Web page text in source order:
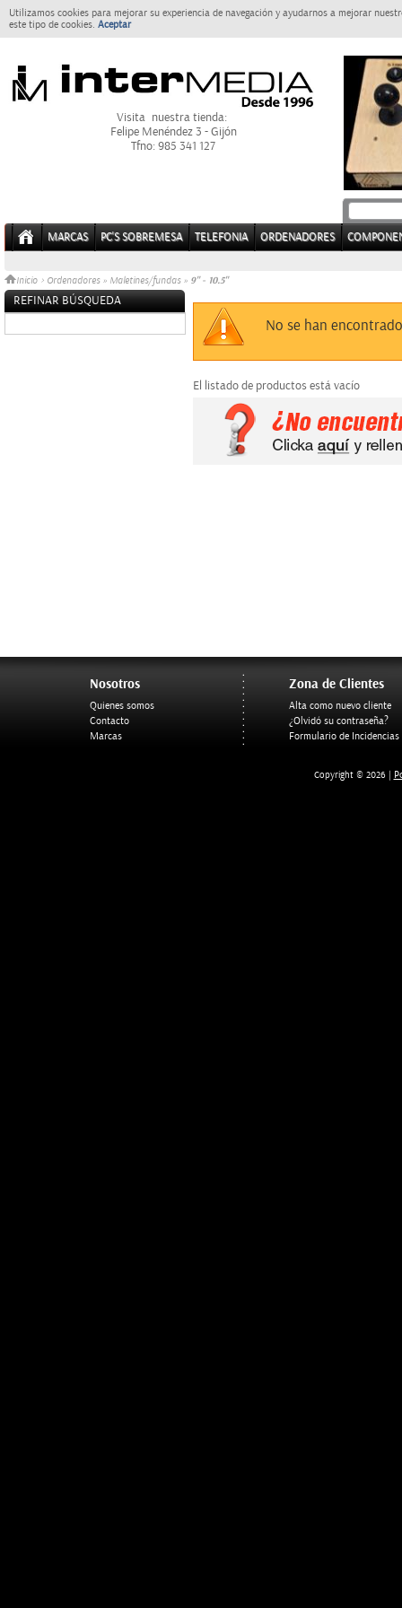
Utilizamos cookies para mejorar su experiencia de navegación y ayudarnos a mejorar
este tipo de cookies. Aceptar
Visita nuestra tienda:
Felipe Menéndez 3 - Gijón
Tfno: 985 341 127
MARCAS PC'S SOBREMESA TELEFONIA ORDENADORES
Inicio > Ordenadores » Maletines/fundas » 9" - 10.5"
REFINAR BÚSQUEDA
No se han
El listado de productos está vacío
Nosotros
Quienes somos
Contacto
Marcas
Zona de Clientes
Alta como nuevo cliente
¿Olvidó su contraseña?
Formulario de Incidencias
Copyright © 2026 |